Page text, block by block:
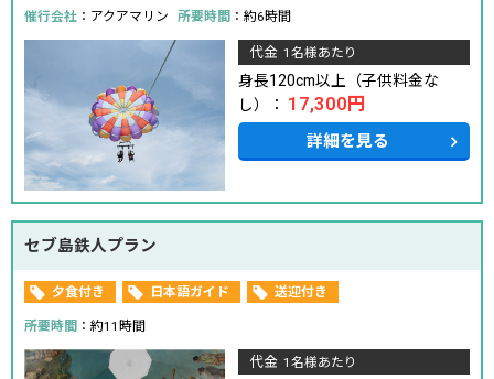
催行会社 ：アクアマリン 所要時間 ：約6時間
代金 1名様あたり
身長120cm以上（子供料金な
し）：
17,300円
詳細を見る
セブ島鉄人プラン
夕食付き 日本語ガイド 送迎付き
所要時間 ：約11時間
代金 1名様あたり